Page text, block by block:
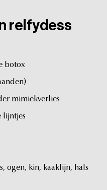
relfydess
botox
mimiekverlies
lijntjes
ogen, kin, kaaklijn, hals